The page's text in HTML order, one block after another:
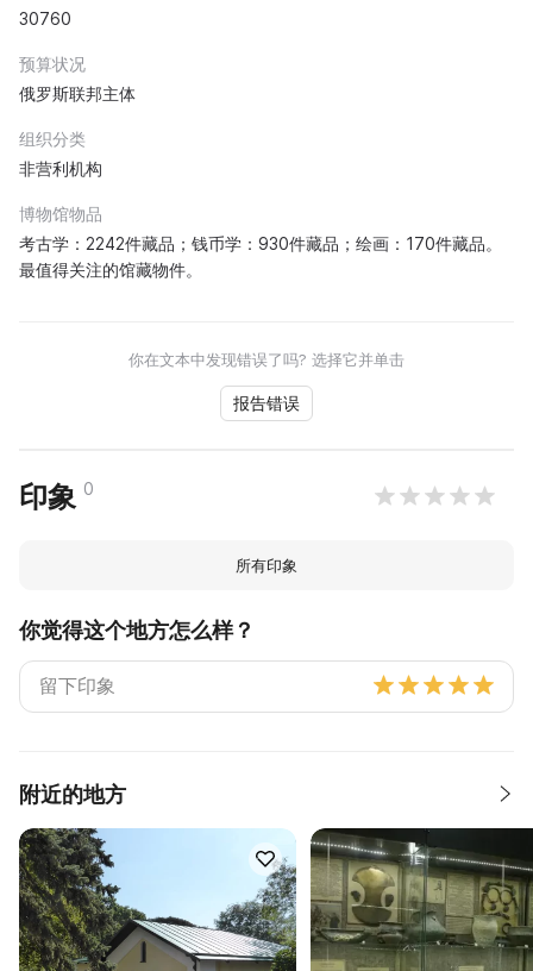
30760
预算状况
俄罗斯联邦主体
组织分类
非营利机构
博物馆物品
考古学：2242件藏品；钱币学：930件藏品；绘画：170件藏品。
最值得关注的馆藏物件。
你在文本中发现错误了吗? 选择它并单击
报告错误
印象 0
所有印象
你觉得这个地方怎么样？
附近的地方